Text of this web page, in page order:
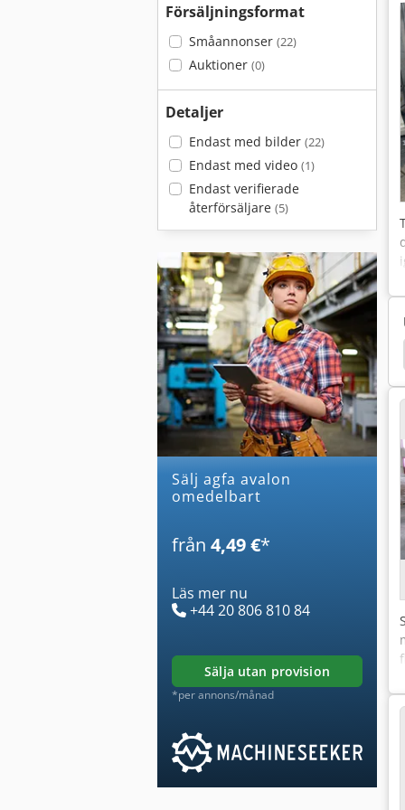
Försäljningsformat
Småannonser (22)
Auktioner (0)
Detaljer
Endast med bilder (22)
Endast med video (1)
Endast verifierade
återförsäljare (5)
Sälj agfa avalon
omedelbart
från 4,49 €*
Läs mer nu
+44 20 806 810 84
sälja utan provision
*per annons/månad
Digitala Enheter Minolta